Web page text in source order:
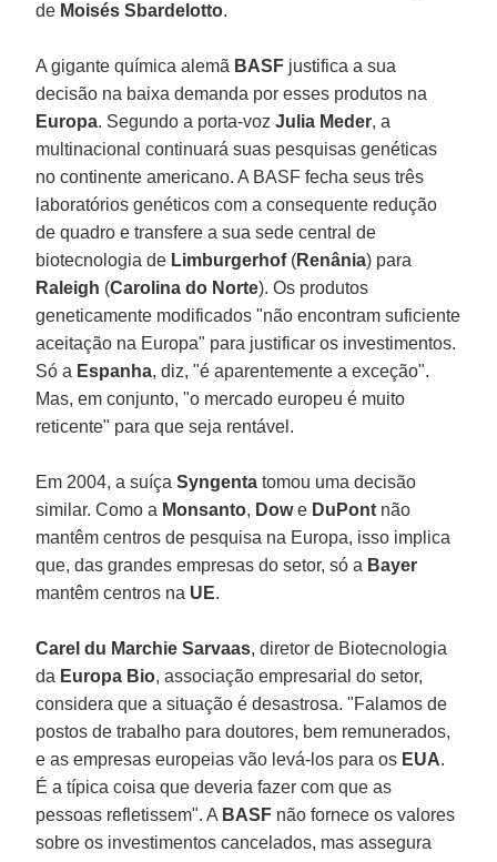
de Moisés Sbardelotto.
A gigante química alemã BASF justifica a sua
decisão na baixa demanda por esses produtos na
Europa. Segundo a porta-vozJulia Meder, a
multinacional continuará suas pesquisas genéticas
no continente americano. A BASF fecha seus três
laboratórios genéticos com a consequente redução
de quadro e transfere a sua sede central de
biotecnologia de Limburgerhof(Renânia) para
Raleigh (Carolina do Norte). Os produtos
geneticamente modificados "não encontram suficiente
aceitação na Europa" para justificar os investimentos.
Só a Espanha, diz, "é aparentemente a exceção".
Mas, em conjunto, "o mercado europeu é muito
reticente" para que seja rentável.
Em 2004, a suíçaSyngentatomou uma decisão
similar. Como a Monsanto, Dowe DuPont não
mantêm centros de pesquisa na Europa, isso implica
que, das grandes empresas do setor, só a Bayer
mantêm centros na UE.
Carel du Marchie Sarvaas, diretor de Biotecnologia
da Europa Bio, associação empresarial do setor,
considera que a situação é desastrosa. "Falamos de
postos de trabalho para doutores, bem remunerados,
e as empresas europeias vão levá-los para os EUA.
É a típica coisa que deveria fazer com que as
pessoas refletissem". A BASF não fornece os valores
sobre os investimentos cancelados, mas assegura